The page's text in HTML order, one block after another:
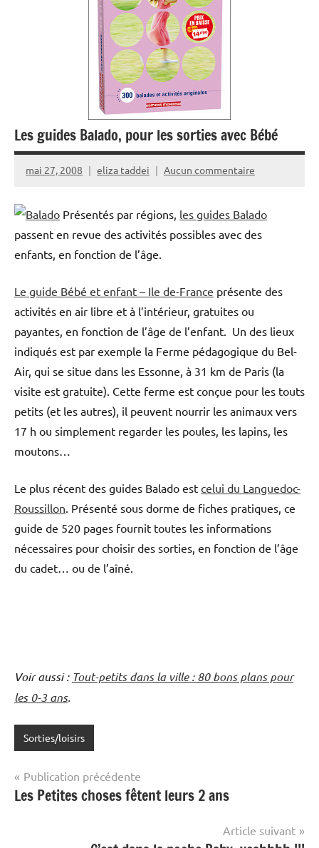
Les guides Balado, pour les sorties avec Bébé
mai 27, 2008 eliza taddei Aucun commentaire
Présentés par régions, les guides Balado
passent en revue des activités possibles avec des
enfants, en fonction de l’âge.
Le guide Bébé et enfant – Ile de-France présente des
activités en air libre et à l’intérieur, gratuites ou
payantes, en fonction de l’âge de l’enfant. Un des lieux
indiqués est par exemple la Ferme pédagogique du Bel-
Air, qui se situe dans les Essonne, à 31 km de Paris (la
visite est gratuite). Cette ferme est conçue pour les touts
petits (et les autres), il peuvent nourrir les animaux vers
17 h ou simplement regarder les poules, les lapins, les
moutons…
Le plus récent des guides Balado est celui du Languedoc-
Roussillon . Présenté sous dorme de fiches pratiques, ce
guide de 520 pages fournit toutes les informations
nécessaires pour choisir des sorties, en fonction de l’âge
du cadet… ou de l’aîné.
Voir aussi : Tout-petits dans la ville : 80 bons plans pour
les 0-3 ans.
Sorties/loisirs
Navigation
de
Publication précédente
Les Petites choses fêtent leurs 2 ans
Article suivant